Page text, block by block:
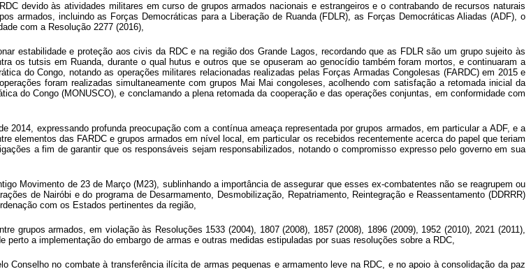
devido às atividades militares em curso de grupos armados nacionais e estrangeiros e o contrabando de recursos naturais
armados, incluindo as Forças Democráticas para a Liberação de Ruanda (FDLR), as Forças Democráticas Aliadas (ADF), o
com a Resolução 2277 (2016),
estabilidade e proteção aos civis da RDC e na região dos Grande Lagos, recordando que as FDLR são um grupo sujeito às
os tutsis em Ruanda, durante o qual hutus e outros que se opuseram ao genocídio também foram mortos, e continuaram a
do Congo, notando as operações militares relacionadas realizadas pelas Forças Armadas Congolesas (FARDC) em 2015 e
foram realizadas simultaneamente com grupos Mai Mai congoleses, acolhendo com satisfação a retomada inicial da
do Congo (MONUSCO), e conclamando a plena retomada da cooperação e das operações conjuntas, em conformidade com
2014, expressando profunda preocupação com a contínua ameaça representada por grupos armados, em particular a ADF, e a
elementos das FARDC e grupos armados em nível local, em particular os recebidos recentemente acerca do papel que teriam
a fim de garantir que os responsáveis sejam responsabilizados, notando o compromisso expresso pelo governo em sua
Movimento de 23 de Março (M23), sublinhando a importância de assegurar que esses ex-combatentes não se reagrupem ou
de Nairóbi edo programa de Desarmamento, Desmobilização, Repatriamento, Reintegração e Reassentamento (DDRRR)
com os Estados pertinentes da região,
grupos armados, em violação às Resoluções 1533 (2004), 1807 (2008), 1857 (2008), 1896 (2009), 1952 (2010), 2021 (2011),
a implementação do embargo de armas e outras medidas estipuladas por suas resoluções sobre a RDC,
Conselho no combate à transferência ilícita de armas pequenas e armamento leve na RDC, e no apoio à consolidação da paz